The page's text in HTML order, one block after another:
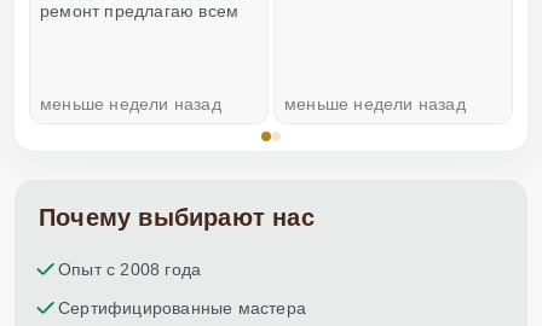
ремонт предлагаю всем
меньше недели назад меньше недели назад
Почему выбирают нас
Опыт с 2008 года
Сертифицированные мастера